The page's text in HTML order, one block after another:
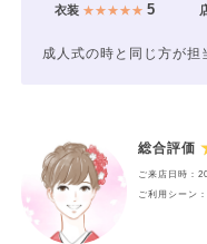
衣装★★★★★ 5
成人式の時と同じ方が担
総合評価
ご来店日時：
ご利用シーン